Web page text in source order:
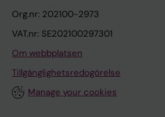
Org.nr: 202100-2973
VAT.nr: SE202100297301
Om webbplatsen
Tillgänglighetsredogörelse
Manage your cookies